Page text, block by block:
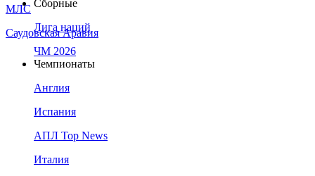
МЛС
Саудовская Аравия
Сборные
Лига наций
ЧМ 2026
Чемпионаты
Англия
Испания
АПЛ Top News
Италия